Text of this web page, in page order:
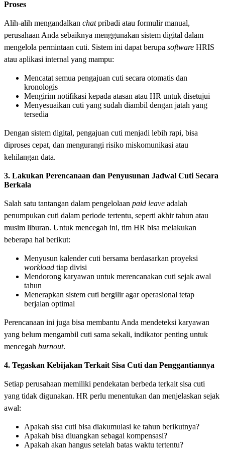
Proses
Alih-alih mengandalkan chatpribadi atau formulir manual,
perusahaan Anda sebaiknya menggunakan sistem digital dalam
mengelola permintaan cuti. Sistem ini dapat berupa software HRIS
atau aplikasi internal yang mampu:
Mencatat semua pengajuan cuti secara otomatis dan
kronologis
Mengirim notifikasi kepada atasan atau HR untuk disetujui
Menyesuaikan cuti yang sudah diambil dengan jatah yang
tersedia
Dengan sistem digital, pengajuan cuti menjadi lebih rapi, bisa
diproses cepat, dan mengurangi risiko miskomunikasi atau
kehilangan data.
3. Lakukan Perencanaan dan Penyusunan Jadwal Cuti Secara
Berkala
Salah satu tantangan dalam pengelolaan paid leave adalah
penumpukan cuti dalam periode tertentu, seperti akhir tahun atau
musim liburan. Untuk mencegah ini, tim HR bisa melakukan
beberapa hal berikut:
Menyusun kalender cuti bersama berdasarkan proyeksi
workload tiap divisi
Mendorong karyawan untuk merencanakan cuti sejak awal
tahun
Menerapkan sistem cuti bergilir agar operasional tetap
berjalan optimal
Perencanaan ini juga bisa membantu Anda mendeteksi karyawan
yang belum mengambil cuti sama sekali, indikator penting untuk
mencegah burnout.
4. Tegaskan Kebijakan Terkait Sisa Cuti dan Penggantiannya
Setiap perusahaan memiliki pendekatan berbeda terkait sisa cuti
yang tidak digunakan. HR perlu menentukan dan menjelaskan sejak
awal:
Apakah sisa cuti bisa diakumulasi ke tahun berikutnya?
Apakah bisa diuangkan sebagai kompensasi?
Apakah akan hangus setelah batas waktu tertentu?